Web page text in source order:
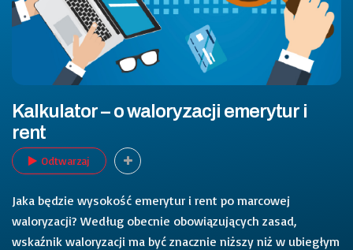
Kalkulator – o waloryzacji emerytur i
rent
Odtwarzaj
Jaka będzie wysokość emerytur i rent po marcowej
waloryzacji? Według obecnie obowiązujących zasad,
wskaźnik waloryzacji ma być znacznie niższy niż w ubiegłym